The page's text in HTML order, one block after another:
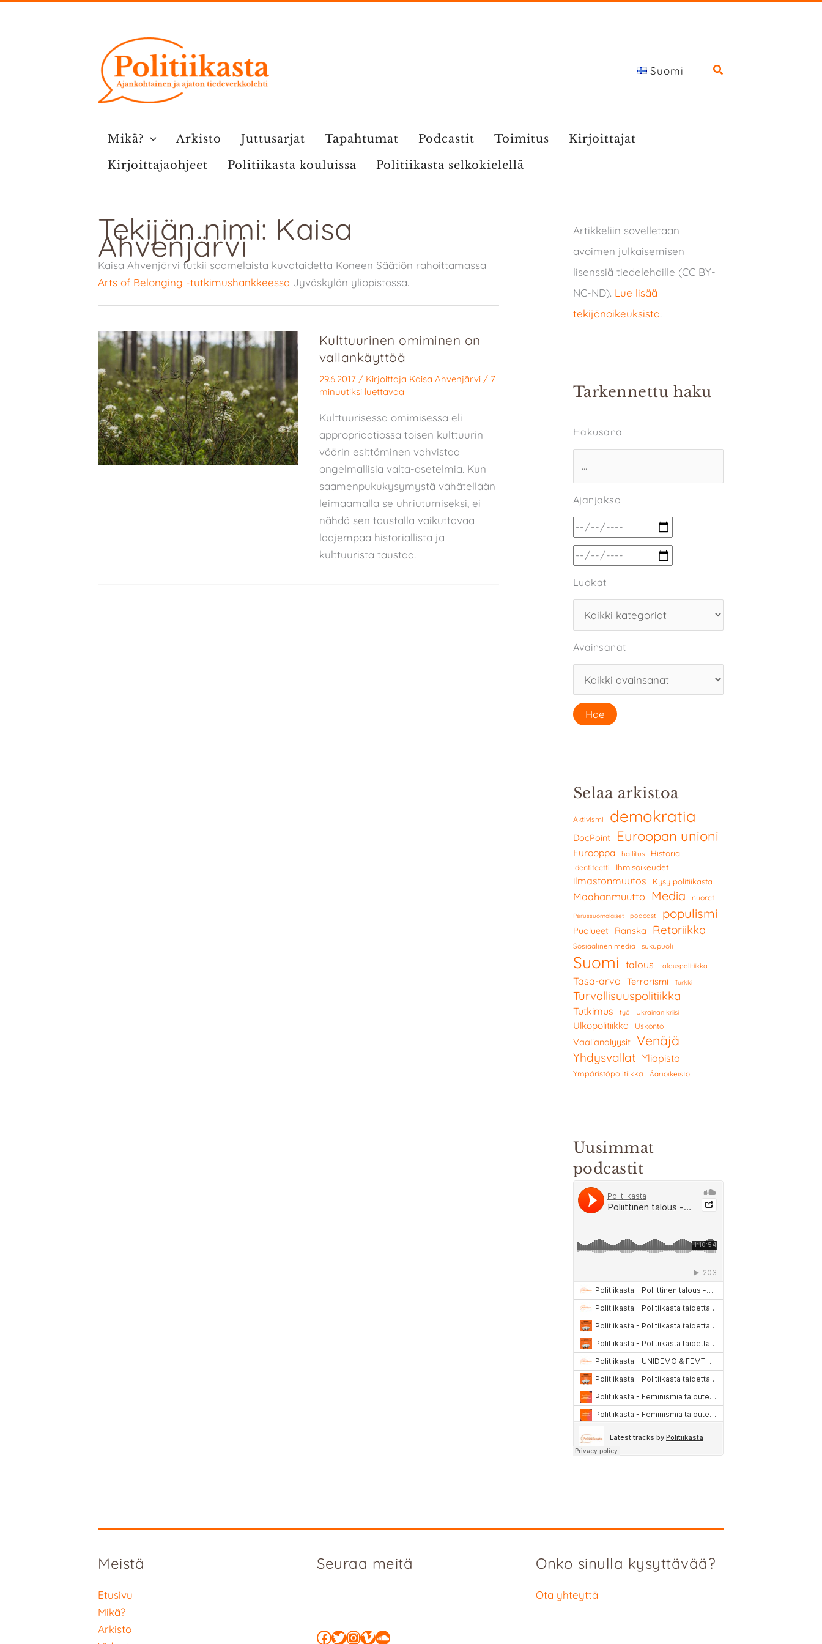
Suomi
Mikä? Arkisto Juttusarjat Tapahtumat Podcastit Toimitus
Kirjoittajat
Kirjoittajaohjeet
Politiikasta kouluissa Politiikasta selkokielellä
Tekijän nimi: Kaisa
Ahvenjärvi
Kaisa Ahvenjärvi tutkii saamelaista kuvataidetta Koneen Säätiön rahoittamassa
Arts of Belonging -tutkimushankkeessa Jyväskylän yliopistossa.
Kulttuurinen omiminen on
vallankäyttöä
29.6.2017 / Kirjoittaja Kaisa Ahvenjärvi/ 7
minuutiksi luettavaa
Kulttuurisessa omimisessa eli
appropriaatiossa toisen kulttuurin
väärin esittäminen vahvistaa
ongelmallisia valta-asetelmia. Kun
saamenpukukysymystä vähätellään
leimaamalla se uhriutumiseksi, ei
nähdä sen taustalla vaikuttavaa
laajempaa historiallista ja
kulttuurista taustaa.
Artikkeliin sovelletaan
avoimen julkaisemisen
lisenssiä tiedelehdille (CC BY-
NC-ND). Lue lisää
tekijänoikeuksista.
Tarkennettu haku
Hakusana
Ajanjakso
Luokat
Avainsanat
Selaa arkistoa
Aktivismi demokratia
DocPoint Euroopan unioni
Eurooppa hallitus Historia
Identiteetti Ihmisoikeudet
ilmastonmuutos Kysy politiikasta
Maahanmuutto Media nuoret
Perussuomalaiset podcast populismi
Puolueet Ranska Retoriikka
Sosiaalinen media sukupuoli
Suomi talous talouspolitiikka
Tasa-arvo Terrorismi Turkki
Turvallisuuspolitiikka
Tutkimus työ Ukrainan kriisi
Ulkopolitiikka Uskonto
Vaalianalyysit Venäjä
Yhdysvallat Yliopisto
Ympäristöpolitiikka Äärioikeisto
Uusimmat
podcastit
Meistä
Etusivu
Mikä?
Arkisto
Seuraa meitä
Facebook
Twitter
Instagram
Vimeo
SoundCloud
Onko sinulla kysyttävää?
Ota yhteyttä